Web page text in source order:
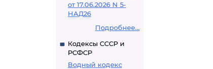
от 17.06.2026 N 5-
НАД26
Подробнее...
Кодексы СССР и
РСФСР
Водный кодекс